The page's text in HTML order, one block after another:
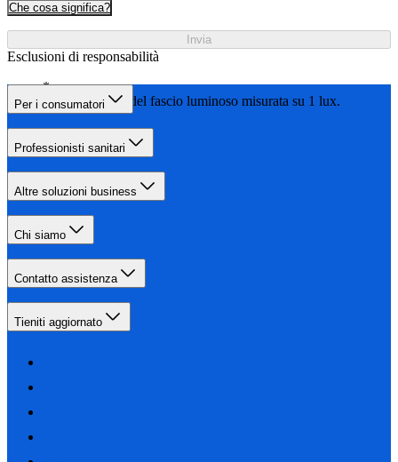
Che cosa significa?
Invia
Esclusioni di responsabilità
Lunghezza del fascio luminoso misurata su 1 lux.
Per i consumatori
Professionisti sanitari
Altre soluzioni business
Chi siamo
Contatto assistenza
Tieniti aggiornato